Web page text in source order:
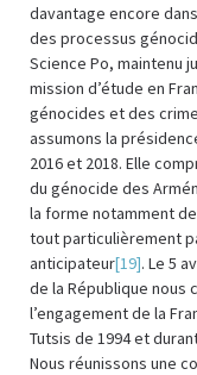
davantage encore
des processus
Science Po, maintenu
mission d’étude en
génocides et des
assumons la
2016 et 2018. Elle
du génocide des
la forme notamment
tout particulièrement
anticipateur[19]. Le 5
de la République nous
l’engagement de la
Tutsis de 1994 et
Nous réunissons une